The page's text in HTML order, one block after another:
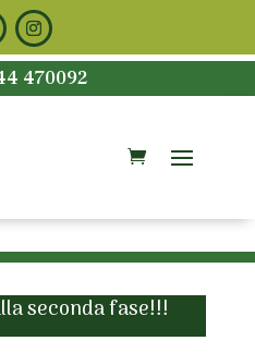
470092
seconda fase!!!